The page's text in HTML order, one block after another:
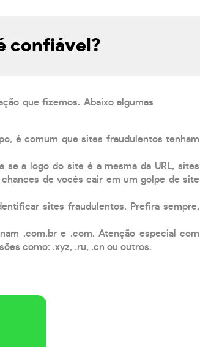
confiável?
que fizemos. Abaixo algumas
é comum que sites fraudulentos tenham
a logo do site é a mesma da URL, sites
de vocês cair em um golpe de site
sites fraudulentos. Prefira sempre,
.com.br e .com. Atenção especial com
como: .xyz, .ru, .cn ou outros.